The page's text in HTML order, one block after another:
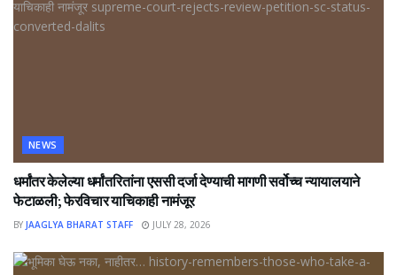
NEWS
धर्मांतर केलेल्या धर्मांतरितांना एससी दर्जा देण्याची मागणी सर्वोच्च न्यायालयाने
फेटाळली; फेरविचार याचिकाही नामंजूर
BY JAAGLYA BHARAT STAFF JULY 28, 2026